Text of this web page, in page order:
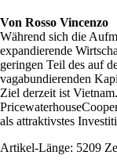
Von Rosso Vincenzo
Während sich die
ex­pandierende
geringen Teil des auf
vagabundierenden
Ziel derzeit ist
als attraktivstes
Artikel-Länge: 5209